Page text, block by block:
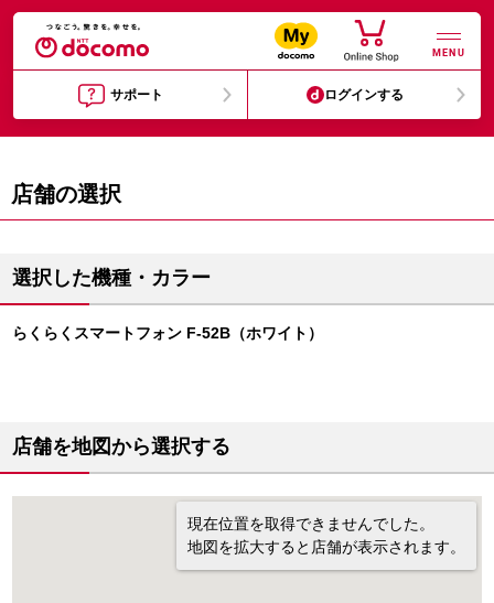
MENU
サポート ログインする
店舗の選択
選択した機種・カラー
らくらくスマートフォン F-52B（ホワイト）
店舗を地図から選択する
現在位置を取得できませんでした。
地図を拡大すると店舗が表示されます。